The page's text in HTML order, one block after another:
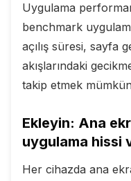
Uygulama
benchmark
açılış süresi, sayfa
akışlarındaki
takip etmek
Ekleyin: Ana
uygulama hissi
Her cihazda ana